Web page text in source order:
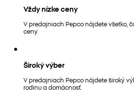
Vždy nízke ceny
V predajniach Pepco nájdete všetko,
ceny.
Široký výber
V predajniach Pepco nájdete široký
rodinu a domácnosť.